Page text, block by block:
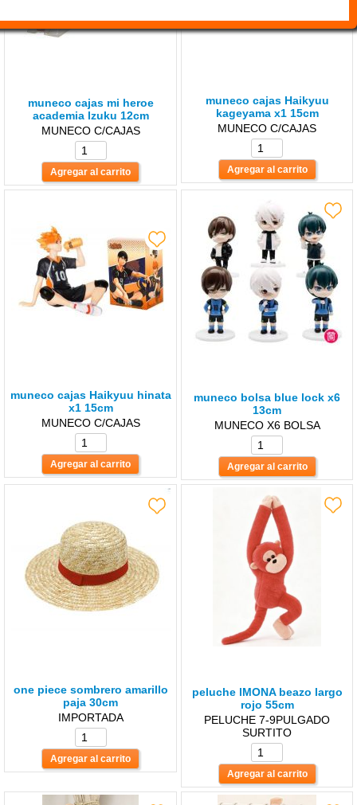
muneco cajas mi heroe
academia lzuku 12cm
MUNECO C/CAJAS
muneco cajas Haikyuu
kageyama x1 15cm
MUNECO C/CAJAS
muneco cajas Haikyuu hinata
x1 15cm
MUNECO C/CAJAS
muneco bolsa blue lock x6
13cm
MUNECO X6 BOLSA
one piece sombrero amarillo
paja 30cm
IMPORTADA
peluche lMONA beazo largo
rojo 55cm
PELUCHE 7-9PULGADO
SURTITO